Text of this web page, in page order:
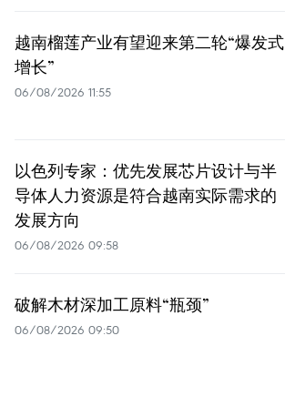
越南榴莲产业有望迎来第二轮“爆发式
增长”
06/08/2026 11:55
以色列专家：优先发展芯片设计与半
导体人力资源是符合越南实际需求的
发展方向
06/08/2026 09:58
破解木材深加工原料“瓶颈”
06/08/2026 09:50